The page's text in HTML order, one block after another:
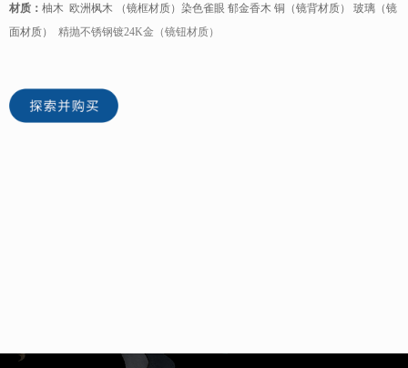
材质： 柚木 欧洲枫木 （镜框材质）染色雀眼 郁金香木 铜（镜背材质） 玻璃（镜
面材质）
精抛不锈钢镀24K金（镜钮材质）